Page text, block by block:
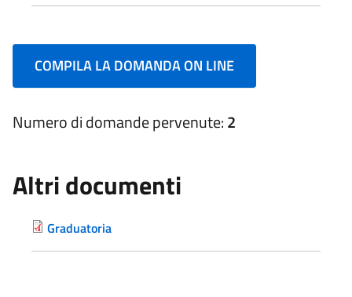
COMPILA LA DOMANDA ON LINE
Numero di domande pervenute:2
Altri documenti
Graduatoria